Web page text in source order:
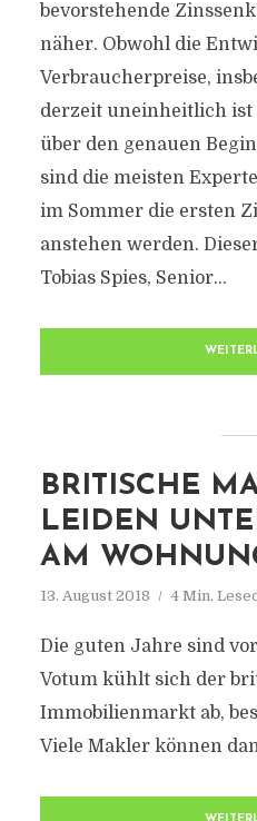
bevorstehende
näher. Obwohl die
Verbraucherpreise,
derzeit uneinheitlich
über den genauen
sind die meisten
im Sommer die ersten
anstehen werden.
Tobias Spies, Senior...
BRITISCHE
LEIDEN
AM
13. August 2018 4 Min.
Die guten Jahre sind
Votum kühlt sich der
Immobilienmarkt ab,
Viele Makler können